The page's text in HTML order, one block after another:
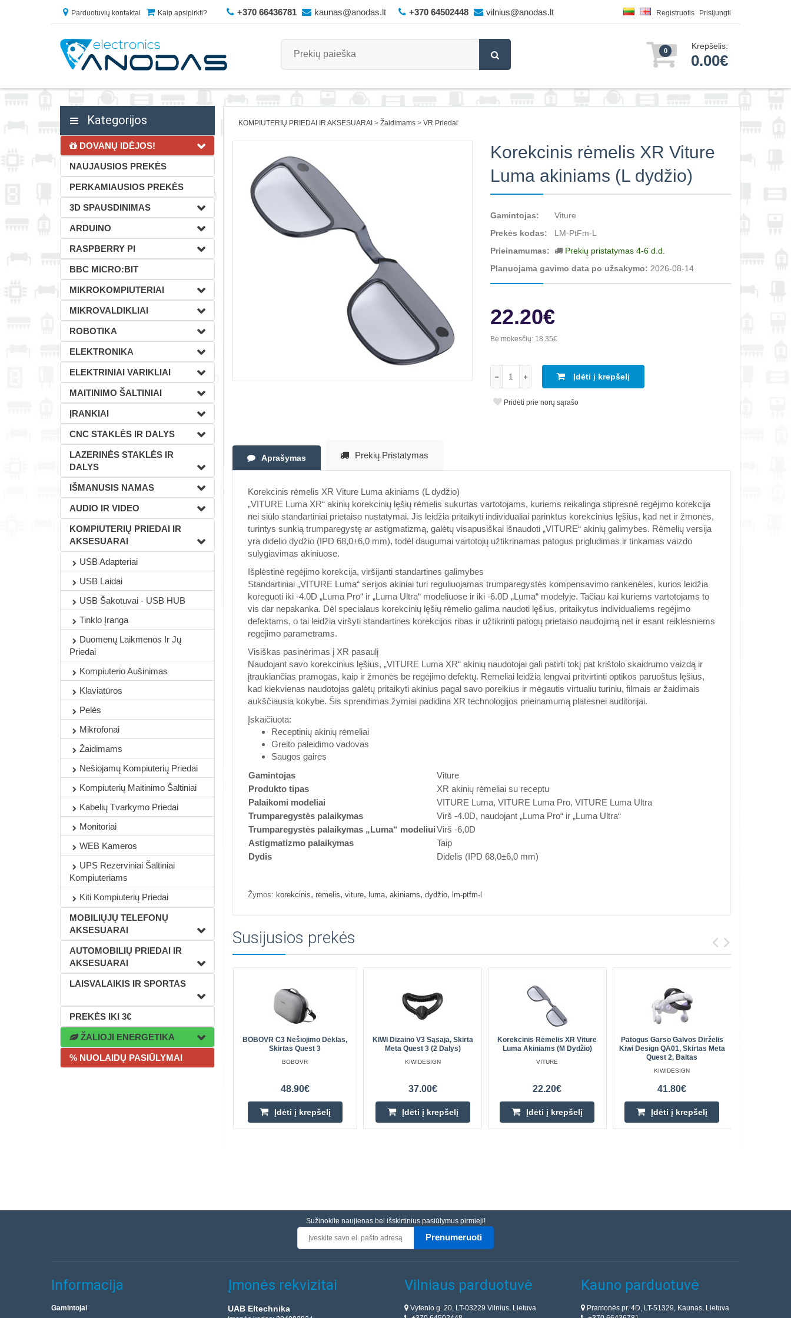
Parduotuvių kontaktai Kaip apsipirkti? +370 66436781 kaunas@anodas.lt +370 64502448 vilnius@anodas.lt Registruotis Prisijungti
0 Krepšelis:
0.00€
Kategorijos
DOVANŲ IDĖJOS!
NAUJAUSIOS PREKĖS
PERKAMIAUSIOS PREKĖS
3D SPAUSDINIMAS
ARDUINO
RASPBERRY PI
BBC MICRO:BIT
MIKROKOMPIUTERIAI
MIKROVALDIKLIAI
ROBOTIKA
ELEKTRONIKA
ELEKTRINIAI VARIKLIAI
MAITINIMO ŠALTINIAI
ĮRANKIAI
CNC STAKLĖS IR DALYS
LAZERINĖS STAKLĖS IR
DALYS
IŠMANUSIS NAMAS
AUDIO IR VIDEO
KOMPIUTERIŲ PRIEDAI IR
AKSESUARAI
USB Adapteriai
USB Laidai
USB Šakotuvai - USB HUB
Tinklo Įranga
Duomenų Laikmenos Ir Jų
Priedai
Kompiuterio Aušinimas
Klaviatūros
Pelės
Mikrofonai
Žaidimams
Nešiojamų Kompiuterių Priedai
Kompiuterių Maitinimo Šaltiniai
Kabelių Tvarkymo Priedai
Monitoriai
WEB Kameros
UPS Rezerviniai Šaltiniai
Kompiuteriams
Kiti Kompiuterių Priedai
MOBILIŲJŲ TELEFONŲ
AKSESUARAI
AUTOMOBILIŲ PRIEDAI IR
AKSESUARAI
LAISVALAIKIS IR SPORTAS
PREKĖS IKI 3€
ŽALIOJI ENERGETIKA
% NUOLAIDŲ PASIŪLYMAI
KOMPIUTERIŲ PRIEDAI IR AKSESUARAI Žaidimams VR Priedai
Korekcinis rėmelis XR Viture
Luma akiniams (L dydžio)
Gamintojas:
Viture
Prekės kodas:
LM-PtFm-L
Prieinamumas:
Prekių pristatymas 4-6 d.d.
Planuojama gavimo data po užsakymo: 2026-08-14
22.20€
Be mokesčių: 18.35€
Įdėti į krepšelį
Pridėti prie norų sąrašo
Aprašymas Prekių Pristatymas
Korekcinis rėmelis XR Viture Luma akiniams (L dydžio)
„VITURE Luma XR“ akinių korekcinių lęšių rėmelis sukurtas vartotojams, kuriems reikalinga stipresnė regėjimo korekcija
nei siūlo standartiniai prietaiso nustatymai. Jis leidžia pritaikyti individualiai parinktus korekcinius lęšius, kad net ir žmonės,
turintys sunkią trumparegystę ar astigmatizmą, galėtų visapusiškai išnaudoti „VITURE“ akinių galimybes. Rėmelių versija
yra didelio dydžio (IPD 68,0±6,0 mm), todėl daugumai vartotojų užtikrinamas patogus prigludimas ir tinkamas vaizdo
sulygiavimas akiniuose.
Išplėstinė regėjimo korekcija, viršijanti standartines galimybes
Standartiniai „VITURE Luma“ serijos akiniai turi reguliuojamas trumparegystės kompensavimo rankenėles, kurios leidžia
koreguoti iki -4.0D „Luma Pro“ ir „Luma Ultra“ modeliuose ir iki -6.0D „Luma“ modelyje. Tačiau kai kuriems vartotojams to
vis dar nepakanka. Dėl specialaus korekcinių lęšių rėmelio galima naudoti lęšius, pritaikytus individualiems regėjimo
defektams, o tai leidžia viršyti standartines korekcijos ribas ir užtikrinti patogų prietaiso naudojimą net ir esant reiklesniems
regėjimo parametrams.
Visiškas pasinėrimas į XR pasaulį
Naudojant savo korekcinius lęšius, „VITURE Luma XR“ akinių naudotojai gali patirti tokį pat krištolo skaidrumo vaizdą ir
įtraukiančias pramogas, kaip ir žmonės be regėjimo defektų. Rėmeliai leidžia lengvai pritvirtinti optikos paruoštus lęšius,
kad kiekvienas naudotojas galėtų pritaikyti akinius pagal savo poreikius ir mėgautis virtualiu turiniu, filmais ar žaidimais
aukščiausia kokybe. Šis sprendimas žymiai padidina XR technologijos prieinamumą platesnei auditorijai.
Įskaičiuota:
Receptinių akinių rėmeliai
Greito paleidimo vadovas
Saugos gairės
Gamintojas
Viture
Produkto tipas
XR akinių rėmeliai su receptu
Palaikomi modeliai
VITURE Luma, VITURE Luma Pro, VITURE Luma Ultra
Trumparegystės palaikymas
Virš -4.0D, naudojant „Luma Pro“ ir „Luma Ultra“
Trumparegystės palaikymas „Luma“ modeliuiVirš -6,0D
Astigmatizmo palaikymas
Taip
Dydis
Didelis (IPD 68,0±6,0 mm)
Žymos: korekcinis, rėmelis, viture, luma, akiniams, dydžio, lm-ptfm-l
Susijusios prekės
BOBOVR C3 Nešiojimo Dėklas,
Skirtas Quest 3
BOBOVR
48.90€
Įdėti į krepšelį
KIWI Dizaino V3 Sąsaja, Skirta
Meta Quest 3 (2 Dalys)
KIWIDESIGN
37.00€
Įdėti į krepšelį
Korekcinis Rėmelis XR Viture
Luma Akiniams (M Dydžio)
VITURE
22.20€
Įdėti į krepšelį
Patogus Garso Galvos Dirželis
Kiwi Design QA01, Skirtas Meta
Quest 2, Baltas
KIWIDESIGN
41.80€
Įdėti į krepšelį
Sužinokite naujienas bei išskirtinius pasiūlymus pirmieji!
Prenumeruoti
Informacija
Gamintojai
Įmonės rekvizitai
UAB Eltechnika
Vilniaus parduotuvė
Vytenio g. 20, LT-03229 Vilnius, Lietuva
Kauno parduotuvė
Pramonės pr. 4D, LT-51329, Kaunas, Lietuva